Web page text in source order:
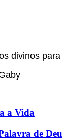
divinos
a Vida
de